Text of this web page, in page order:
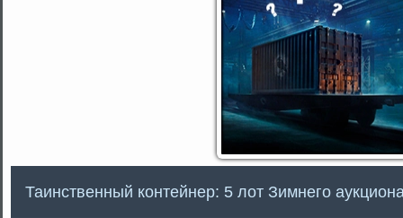
Таинственный контейнер: 5 лот Зимнего